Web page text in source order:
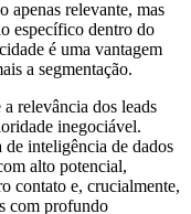
apenas relevante, mas
específico dentro do
é uma vantagem
a segmentação.
relevância dos leads
inegociável.
inteligência de dados
alto potencial,
contato e, crucialmente,
com profundo